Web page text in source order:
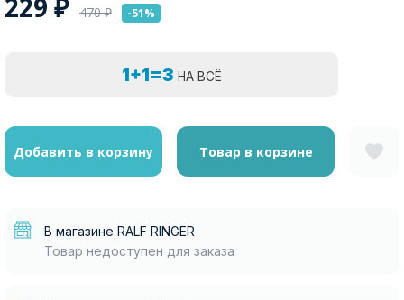
229 ₽ 470₽ -51%
1+1=3 НА ВСЁ
Добавить в корзину Товар в корзине
В магазине RALF RINGER
Товар недоступен для заказа